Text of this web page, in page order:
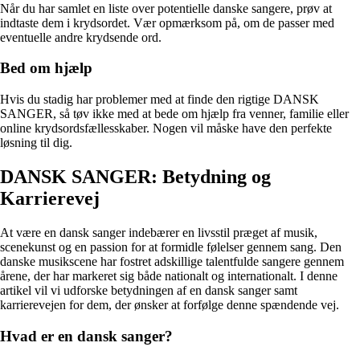
Når du har samlet en liste over potentielle danske sangere, prøv at
indtaste dem i krydsordet. Vær opmærksom på, om de passer med
eventuelle andre krydsende ord.
Bed om hjælp
Hvis du stadig har problemer med at finde den rigtige DANSK
SANGER, så tøv ikke med at bede om hjælp fra venner, familie eller
online krydsordsfællesskaber. Nogen vil måske have den perfekte
løsning til dig.
DANSK SANGER: Betydning og
Karrierevej
At være en dansk sanger indebærer en livsstil præget af musik,
scenekunst og en passion for at formidle følelser gennem sang. Den
danske musikscene har fostret adskillige talentfulde sangere gennem
årene, der har markeret sig både nationalt og internationalt. I denne
artikel vil vi udforske betydningen af en dansk sanger samt
karrierevejen for dem, der ønsker at forfølge denne spændende vej.
Hvad er en dansk sanger?